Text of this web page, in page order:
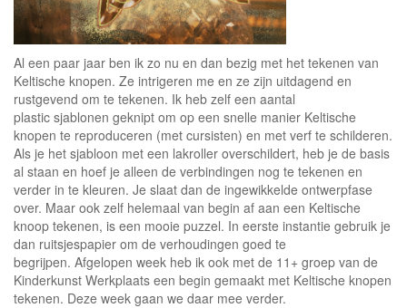
Al een paar jaar ben ik zo nu en dan bezig met het tekenen van
Keltische knopen. Ze intrigeren me en ze zijn uitdagend en
rustgevend om te tekenen. Ik heb zelf een aantal
plastic sjablonen geknipt om op een snelle manier Keltische
knopen te reproduceren (met cursisten) en met verf te schilderen.
Als je het sjabloon met een lakroller overschildert, heb je de basis
al staan en hoef je alleen de verbindingen nog te tekenen en
verder in te kleuren. Je slaat dan de ingewikkelde ontwerpfase
over. Maar ook zelf helemaal van begin af aan een Keltische
knoop tekenen, is een mooie puzzel. In eerste instantie gebruik je
dan ruitsjespapier om de verhoudingen goed te
begrijpen. Afgelopen week heb ik ook met de 11+ groep van de
Kinderkunst Werkplaats een begin gemaakt met Keltische knopen
tekenen. Deze week gaan we daar mee verder.